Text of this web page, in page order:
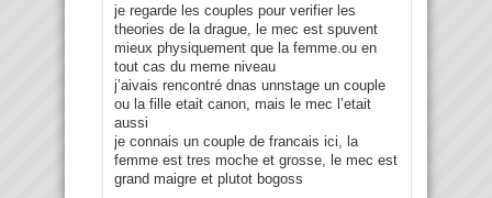
je regarde les couples pour verifier les
theories de la drague, le mec est spuvent
mieux physiquement que la femme.ou en
tout cas du meme niveau
j’aivais rencontré dnas unnstage un couple
ou la fille etait canon, mais le mec l’etait
aussi
je connais un couple de francais ici, la
femme est tres moche et grosse, le mec est
grand maigre et plutot bogoss